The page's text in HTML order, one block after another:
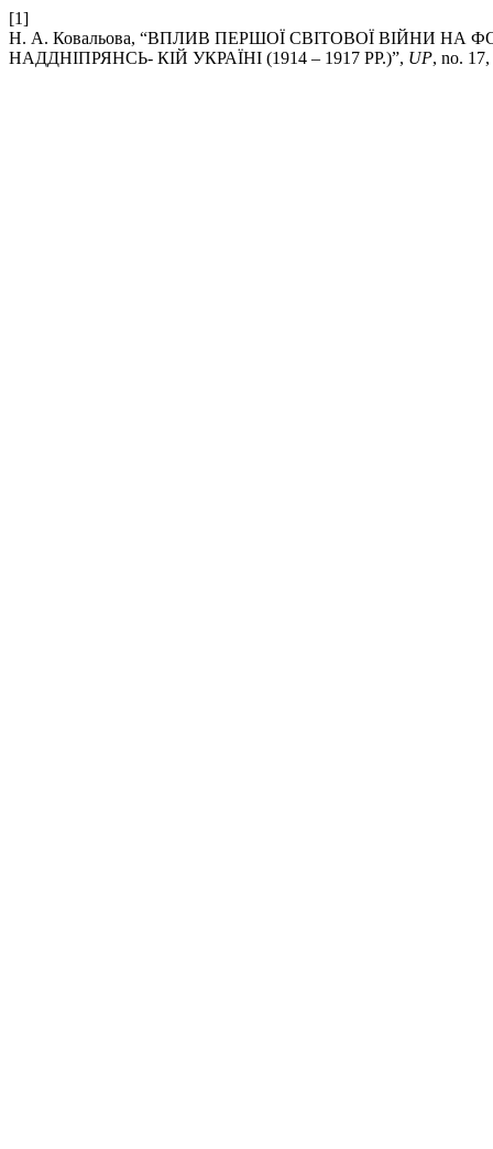
[1]
Н. А. Ковальова, “ВПЛИВ ПЕРШОЇ СВІТОВОЇ ВІЙНИ
НАДДНІПРЯНСЬ- КІЙ УКРАЇНІ (1914 – 1917 РР.)”, UP, no.